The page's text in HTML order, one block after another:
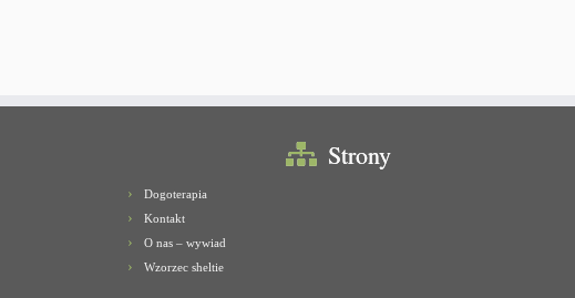
Strony
Dogoterapia
Kontakt
O nas – wywiad
Wzorzec sheltie